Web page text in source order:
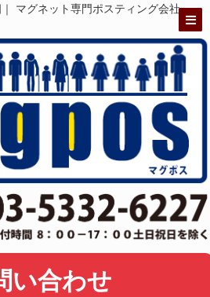
マグネット専門ポスティング会社
い合わせ